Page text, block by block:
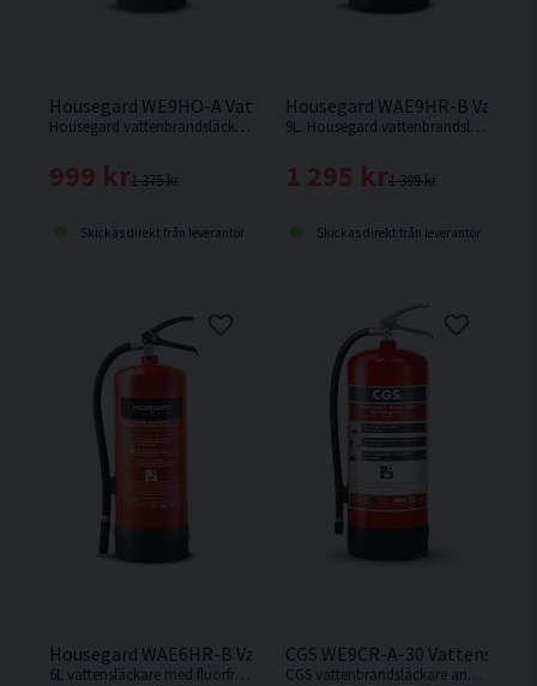
Housegard WE9HO-A Vattensläckare 9L
Housegard vattenbrandsläckare används vid släckning av bränder i fasta organiska material som trä, papper och textilier.
1 375 kr
999 kr
Skickas direkt från leverantör
Housegard WAE9HR-B
9L. Housegard vattenbrandsläckare med flourfri tillsats som används vid släckning av bränder i fasta organiska material som trä, papper och textilier.
1 399 kr
1 295 kr
Skickas direkt från leverantör
Housegard WAE6HR-B Vattensläckare 6L
6L vattensläckare med fluorfri tillsats för bränder i brandklass A i offentliga miljöer. Lämplig där man vill begränsa efterskador och kan användas på elektrisk utrustning upp till 1000 V med minst en meters avstånd.
CGS WE9CR-A-30
CGS vattenbrandsläckare används vid släckning av bränder i fasta organiska material som trä, papper och textilier.